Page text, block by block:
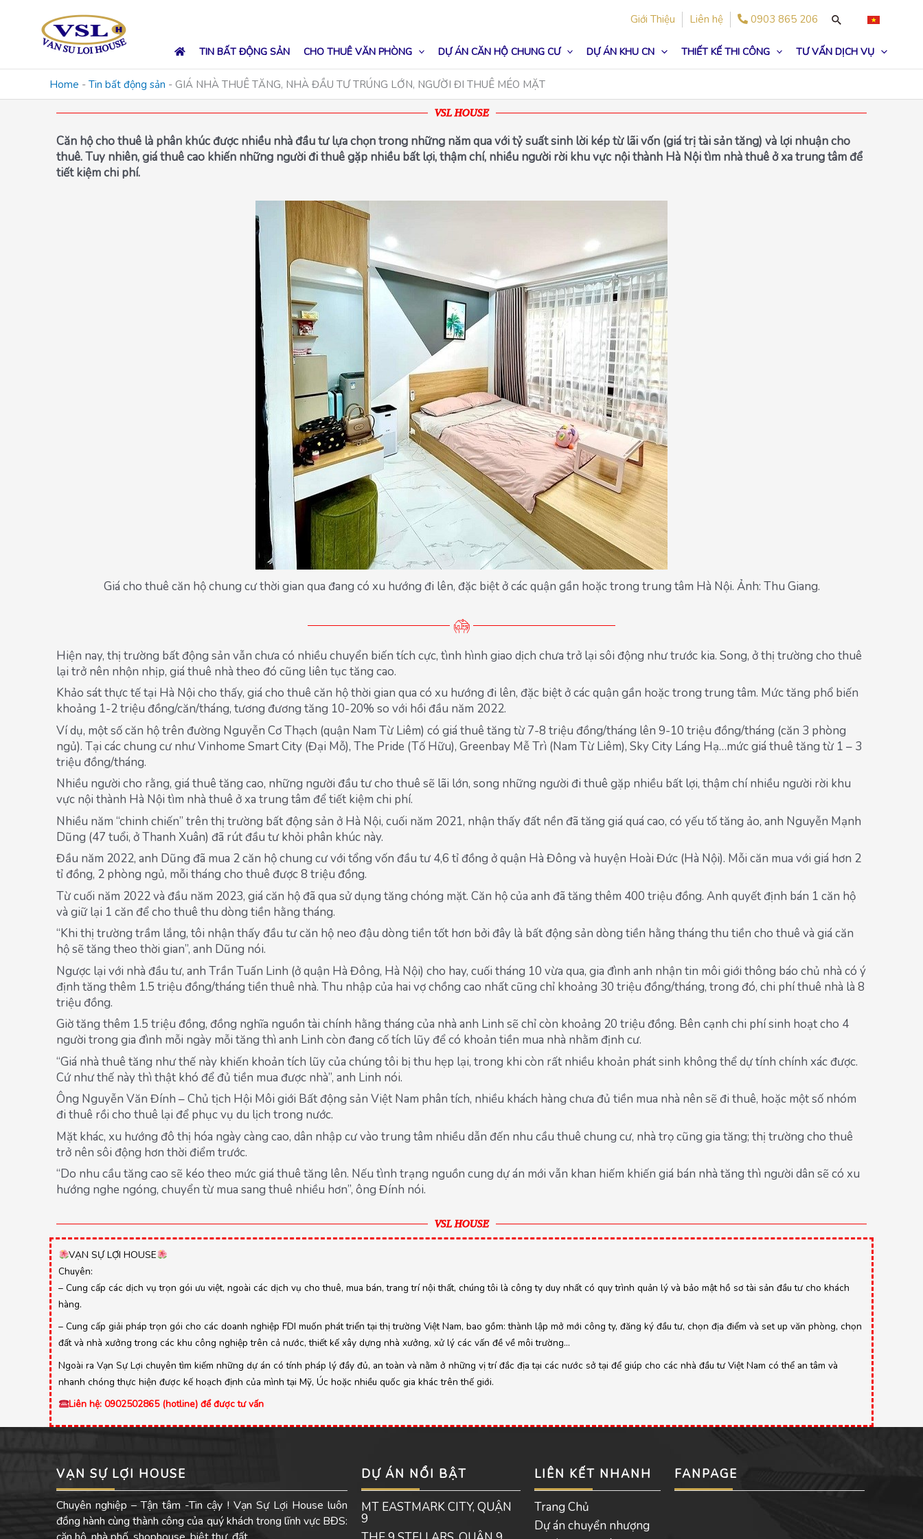
Giới Thiệu Liên hệ 0903 865 206
TIN BẤT ĐỘNG SẢN CHO THUÊ VĂN PHÒNG DỰ ÁN CĂN HỘ CHUNG CƯ DỰ ÁN KHU CN THIẾT KẾ THI CÔNG TƯ VẤN DỊCH VỤ
Home - Tin bất động sản - GIÁ NHÀ THUÊ TĂNG, NHÀ ĐẦU TƯ TRÚNG LỚN, NGƯỜI ĐI THUÊ MÉO MẶT
VSL HOUSE
Căn hộ cho thuê là phân khúc được nhiều nhà đầu tư lựa chọn trong những năm qua với tỷ suất sinh lời kép từ lãi vốn (giá trị tài sản tăng) và lợi nhuận cho
thuê. Tuy nhiên, giá thuê cao khiến những người đi thuê gặp nhiều bất lợi, thậm chí, nhiều người rời khu vực nội thành Hà Nội tìm nhà thuê ở xa trung tâm để
tiết kiệm chi phí.
Giá cho thuê căn hộ chung cư thời gian qua đang có xu hướng đi lên, đặc biệt ở các quận gần hoặc trong trung tâm Hà Nội. Ảnh: Thu Giang.
Hiện nay, thị trường bất động sản vẫn chưa có nhiều chuyển biến tích cực, tình hình giao dịch chưa trở lại sôi động như trước kia. Song, ở thị trường cho thuê
lại trở nên nhộn nhịp, giá thuê nhà theo đó cũng liên tục tăng cao.
Khảo sát thực tế tại Hà Nội cho thấy, giá cho thuê căn hộ thời gian qua có xu hướng đi lên, đặc biệt ở các quận gần hoặc trong trung tâm. Mức tăng phổ biến
khoảng 1-2 triệu đồng/căn/tháng, tương đương tăng 10-20% so với hồi đầu năm 2022.
Ví dụ, một số căn hộ trên đường Nguyễn Cơ Thạch (quận Nam Từ Liêm) có giá thuê tăng từ 7-8 triệu đồng/tháng lên 9-10 triệu đồng/tháng (căn 3 phòng
ngủ). Tại các chung cư như Vinhome Smart City (Đại Mỗ), The Pride (Tố Hữu), Greenbay Mễ Trì (Nam Từ Liêm), Sky City Láng Hạ…mức giá thuê tăng từ 1 – 3
triệu đồng/tháng.
Nhiều người cho rằng, giá thuê tăng cao, những người đầu tư cho thuê sẽ lãi lớn, song những người đi thuê gặp nhiều bất lợi, thậm chí nhiều người rời khu
vực nội thành Hà Nội tìm nhà thuê ở xa trung tâm để tiết kiệm chi phí.
Nhiều năm “chinh chiến” trên thị trường bất động sản ở Hà Nội, cuối năm 2021, nhận thấy đất nền đã tăng giá quá cao, có yếu tố tăng ảo, anh Nguyễn Mạnh
Dũng (47 tuổi, ở Thanh Xuân) đã rút đầu tư khỏi phân khúc này.
Đầu năm 2022, anh Dũng đã mua 2 căn hộ chung cư với tổng vốn đầu tư 4,6 tỉ đồng ở quận Hà Đông và huyện Hoài Đức (Hà Nội). Mỗi căn mua với giá hơn 2
tỉ đồng, 2 phòng ngủ, mỗi tháng cho thuê được 8 triệu đồng.
Từ cuối năm 2022 và đầu năm 2023, giá căn hộ đã qua sử dụng tăng chóng mặt. Căn hộ của anh đã tăng thêm 400 triệu đồng. Anh quyết định bán 1 căn hộ
và giữ lại 1 căn để cho thuê thu dòng tiền hằng tháng.
“Khi thị trường trầm lắng, tôi nhận thấy đầu tư căn hộ neo đậu dòng tiền tốt hơn bởi đây là bất động sản dòng tiền hằng tháng thu tiền cho thuê và giá căn
hộ sẽ tăng theo thời gian”, anh Dũng nói.
Ngược lại với nhà đầu tư, anh Trần Tuấn Linh (ở quận Hà Đông, Hà Nội) cho hay, cuối tháng 10 vừa qua, gia đình anh nhận tin môi giới thông báo chủ nhà có ý
định tăng thêm 1.5 triệu đồng/tháng tiền thuê nhà. Thu nhập của hai vợ chồng cao nhất cũng chỉ khoảng 30 triệu đồng/tháng, trong đó, chi phí thuê nhà là 8
triệu đồng.
Giờ tăng thêm 1.5 triệu đồng, đồng nghĩa nguồn tài chính hằng tháng của nhà anh Linh sẽ chỉ còn khoảng 20 triệu đồng. Bên cạnh chi phí sinh hoạt cho 4
người trong gia đình mỗi ngày mỗi tăng thì anh Linh còn đang cố tích lũy để có khoản tiền mua nhà nhằm định cư.
“Giá nhà thuê tăng như thế này khiến khoản tích lũy của chúng tôi bị thu hẹp lại, trong khi còn rất nhiều khoản phát sinh không thể dự tính chính xác được.
Cứ như thế này thì thật khó để đủ tiền mua được nhà”, anh Linh nói.
Ông Nguyễn Văn Đính – Chủ tịch Hội Môi giới Bất động sản Việt Nam phân tích, nhiều khách hàng chưa đủ tiền mua nhà nên sẽ đi thuê, hoặc một số nhóm
đi thuê rồi cho thuê lại để phục vụ du lịch trong nước.
Mặt khác, xu hướng đô thị hóa ngày càng cao, dân nhập cư vào trung tâm nhiều dẫn đến nhu cầu thuê chung cư, nhà trọ cũng gia tăng; thị trường cho thuê
trở nên sôi động hơn thời điểm trước.
“Do nhu cầu tăng cao sẽ kéo theo mức giá thuê tăng lên. Nếu tình trạng nguồn cung dự án mới vẫn khan hiếm khiến giá bán nhà tăng thì người dân sẽ có xu
hướng nghe ngóng, chuyển từ mua sang thuê nhiều hơn”, ông Đính nói.
VSL HOUSE
VẠN SỰ LỢI HOUSE
Chuyên:
– Cung cấp các dịch vụ trọn gói ưu việt, ngoài các dịch vụ cho thuê, mua bán, trang trí nội thất, chúng tôi là công ty duy nhất có quy trình quản lý và bảo mật hồ sơ tài sản đầu tư cho khách
hàng.
– Cung cấp giải pháp trọn gói cho các doanh nghiệp FDI muốn phát triển tại thị trường Việt Nam, bao gồm: thành lập mở mới công ty, đăng ký đầu tư, chọn địa điểm và set up văn phòng, chọn
đất và nhà xưởng trong các khu công nghiệp trên cả nước, thiết kế xây dựng nhà xưởng, xử lý các vấn đề về môi trường…
Ngoài ra Vạn Sự Lợi chuyên tìm kiếm những dự án có tính pháp lý đầy đủ, an toàn và nằm ở những vị trí đắc địa tại các nước sở tại để giúp cho các nhà đầu tư Việt Nam có thể an tâm và
nhanh chóng thực hiện được kế hoạch định của mình tại Mỹ, Úc hoặc nhiều quốc gia khác trên thế giới.
Liên hệ: 0902502865 (hotline) để được tư vấn
VẠN SỰ LỢI HOUSE
Chuyên nghiệp – Tận tâm -Tin cậy ! Vạn Sự Lợi House luôn
đồng hành cùng thành công của quý khách trong lĩnh vực BĐS:
DỰ ÁN NỔI BẬT
MT EASTMARK CITY, QUẬN
9
LIÊN KẾT NHANH
Trang Chủ
Dự án chuyển nhượng
FANPAGE